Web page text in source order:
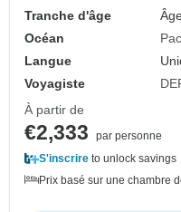
Tranche d'âge
Océan
Langue
Voyagiste
À partir de
€2,333
par personne
S'inscrire to unlock savings
Prix basé sur une chambre